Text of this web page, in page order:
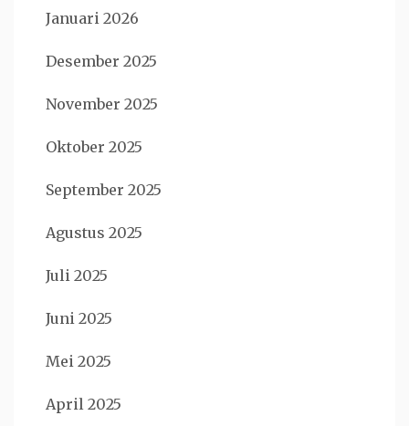
Januari 2026
Desember 2025
November 2025
Oktober 2025
September 2025
Agustus 2025
Juli 2025
Juni 2025
Mei 2025
April 2025